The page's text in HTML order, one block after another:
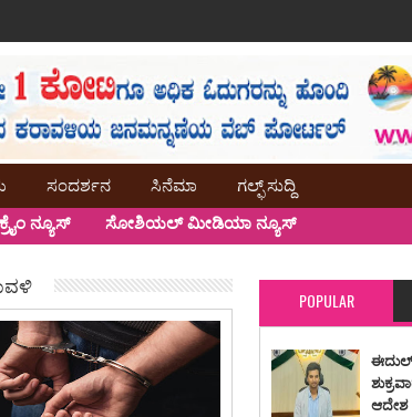
ಸಂದರ್ಶನ ಸಿನೆಮಾ ಗಲ್ಫ್ ಸುದ್ದಿ
ಕ್ರೈಂ ನ್ಯೂಸ್ ಸೋಶಿಯಲ್ ಮೀಡಿಯಾ ನ್ಯೂಸ್
POPULAR
ಈದುಲ್
ಆದೇಶ